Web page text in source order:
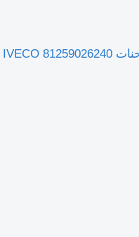
صمام الهواء Supapă ECAS لـ الشاحنات IVECO 81259026240